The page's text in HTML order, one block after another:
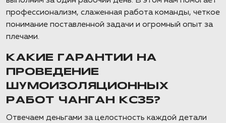
профессионализм, слаженная работа команды, четкое
понимание поставленной задачи и огромный опыт за
плечами.
КАКИЕ ГАРАНТИИ НА
ПРОВЕДЕНИЕ
ШУМОИЗОЛЯЦИОННЫХ
РАБОТ ЧАНГАН КС35?
Отвечаем деньгами за целостность каждой детали